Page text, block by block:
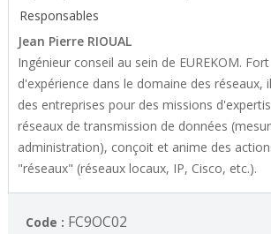
Responsables
Jean Pierre RIOUAL
Ingénieur conseil au sein de EUREKOM.
d'expérience dans le domaine des réseaux,
des entreprises pour des missions
réseaux de transmission de données
administration), conçoit et anime des
"réseaux" (réseaux locaux, IP, Cisco, etc.).
Code : FC9OC02